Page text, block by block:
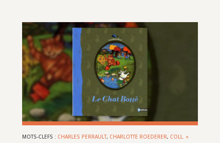
MOTS-CLEFS : CHARLES PERRAULT, CHARLOTTE ROEDERER, COLL. «